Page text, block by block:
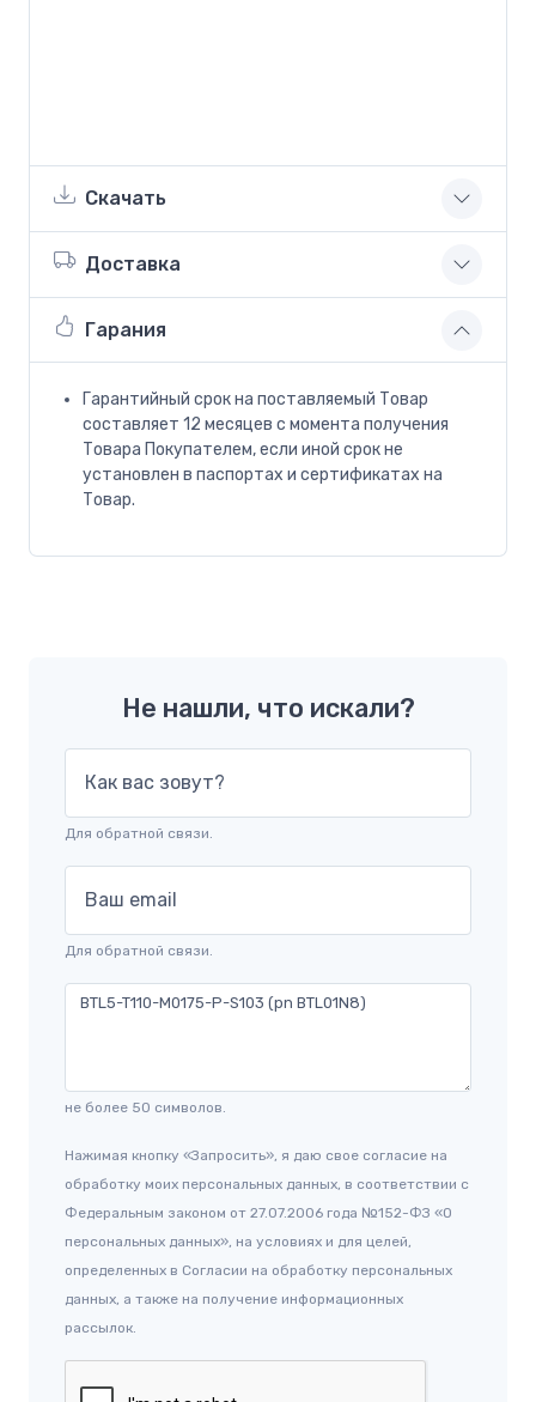
Скачать
Доставка
Гарания
Гарантийный срок на поставляемый Товар
составляет 12 месяцев с момента получения
Товара Покупателем, если иной срок не
установлен в паспортах и сертификатах на
Товар.
Не нашли, что искали?
Как вас зовут?
Для обратной связи.
Ваш email
Для обратной связи.
не более 50 символов.
Нажимая кнопку «Запросить», я даю свое согласие на
обработку моих персональных данных, в соответствии с
Федеральным законом от 27.07.2006 года №152-ФЗ «О
персональных данных», на условиях и для целей,
определенных в Согласии на обработку персональных
данных, а также на получение информационных
рассылок.